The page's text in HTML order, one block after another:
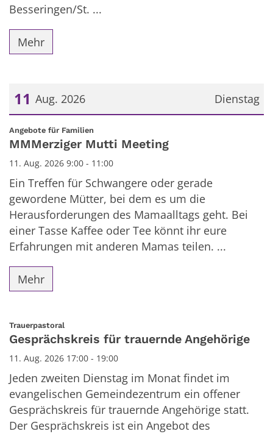
Besseringen/St. ...
Mehr
Dienstag
11 Aug. 2026
Datum: 11. August 2026
Angebote für Familien
MMMerziger Mutti Meeting
11. Aug. 2026 9:00 - 11:00
Ein Treffen für Schwangere oder gerade
gewordene Mütter, bei dem es um die
Herausforderungen des Mamaalltags geht. Bei
einer Tasse Kaffee oder Tee könnt ihr eure
Erfahrungen mit anderen Mamas teilen. ...
Mehr
Trauerpastoral:
Gesprächskreis für trauernde Angehörige
11. Aug. 2026 17:00 - 19:00
Jeden zweiten Dienstag im Monat findet im
evangelischen Gemeindezentrum ein offener
Gesprächskreis für trauernde Angehörige statt.
Der Gesprächskreis ist ein Angebot des